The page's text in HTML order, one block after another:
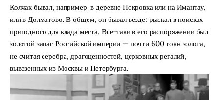
Колчак бывал, например, в деревне Покровка или на Имантау,
или в Долматово. В общем, он бывал везде: рыскал в поисках
пригодного для клада места. Все-таки в его распоряжении был
золотой запас Российской империи — почти 600 тонн золота,
не считая серебра, драгоценностей, церковных регалий,
вывезенных из Москвы и Петербурга.